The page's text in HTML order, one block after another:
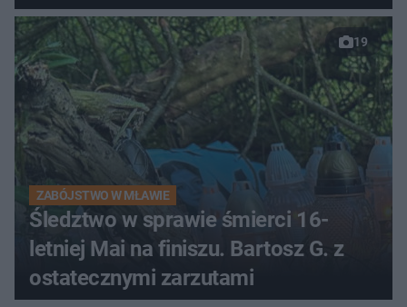
19
ZABÓJSTWO W MŁAWIE
Śledztwo w sprawie śmierci 16-
letniej Mai na finiszu. Bartosz G. z
ostatecznymi zarzutami